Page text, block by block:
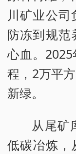
川矿业公
防冻到规范
心血。
程，2万平
新绿。
从尾矿
低碳冶炼，